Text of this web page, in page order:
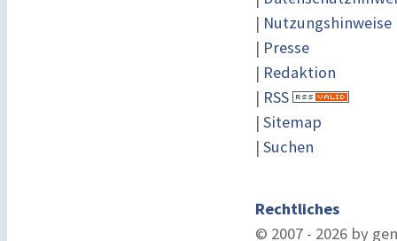
| Nutzungshinweise
| Presse
| Redaktion
| RSS
| Sitemap
| Suchen
Rechtliches
© 2007 - 2026 by